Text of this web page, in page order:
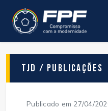
TJD / Publicações
Publicado em 27/04/